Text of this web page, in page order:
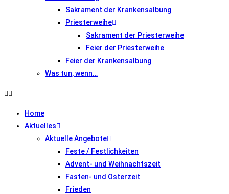
Sakrament der Krankensalbung
Priesterweihe
Sakrament der Priesterweihe
Feier der Priesterweihe
Feier der Krankensalbung
Was tun, wenn…
Home
Aktuelles
Aktuelle Angebote
Feste / Festlichkeiten
Advent- und Weihnachtszeit
Fasten- und Osterzeit
Frieden